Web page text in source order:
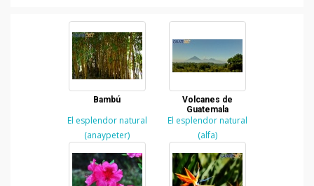
Bambú
El esplendor natural
(anaypeter)
Volcanes de
Guatemala
El esplendor natural
(alfa)